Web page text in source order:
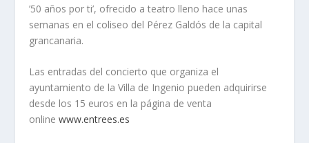
’50 años por ti’, ofrecido a teatro lleno hace unas
semanas en el coliseo del Pérez Galdós de la capital
grancanaria.
Las entradas del concierto que organiza el
ayuntamiento de la Villa de Ingenio pueden adquirirse
desde los 15 euros en la página de venta
onlinewww.entrees.es